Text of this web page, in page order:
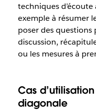
techniques
exemple à résumer
poser des questions
discussion,
ou les mesures à
Cas
diagonale